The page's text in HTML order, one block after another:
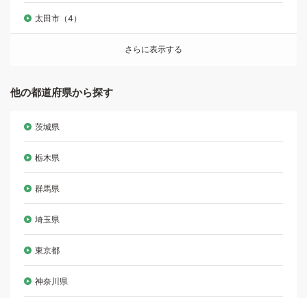
太田市（4）
さらに表示する
他の都道府県から探す
茨城県
栃木県
群馬県
埼玉県
東京都
神奈川県